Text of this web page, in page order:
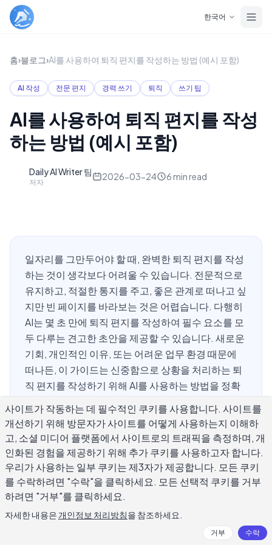
한국어
홈›블로그›AI를 사용하여 퇴직 편지를 작성하는 방법 (예시 포함)
AI 작성 전문 편지 경력 쓰기 퇴직 쓰기 팁
AI를 사용하여 퇴직 편지를 작성
하는 방법 (예시 포함)
Daily AI Writer 팀
저자
2026-03-24 6 min read
일자리를 그만두어야 할 때, 완벽한 퇴직 편지를 작성
하는 것이 생각보다 어려울 수 있습니다. 전문적으로
유지하고, 적절한 통지를 주고, 좋은 관계로 떠나고 싶
지만 빈 페이지를 바라보는 것은 어렵습니다. 다행히
AI는 몇 초 만에 퇴직 편지를 작성하여 필수 요소를 모
두 다루는 견고한 초안을 제공할 수 있습니다. 새로운
기회, 개인적인 이유, 또는 어려운 업무 환경 때문에
떠나든, 이 가이드는 신중함으로 상황을 처리하는 퇴
직 편지를 작성하기 위해 AI를 사용하는 방법을 정확
퇴직 편지에 포함되어야 할 내용은 무엇
인가요?
AI에게 퇴직 편지를 작성하도록 요청하기 전에, 모든 훌륭한
편지에 포함되어야 할 내용을 아는 것이 도움이 됩니다. 퇴직
편지는 길지 않아도 됩니다. 1페이지가 표준이며, 몇 가지 핵
사이트가 작동하는 데 필수적인 쿠키를 사용합니다. 사이트를
개선하기 위해 방문자가 사이트를 어떻게 사용하는지 이해하
고, 소셜 미디어 플랫폼에서 사이트로의 트래픽을 측정하며, 개
인화된 경험을 제공하기 위해 추가 쿠키를 사용하고자 합니다.
우리가 사용하는 일부 쿠키는 제3자가 제공합니다. 모든 쿠키
를 수락하려면 "수락"을 클릭하세요. 모든 선택적 쿠키를 거부
하려면 "거부"를 클릭하세요.
자세한 내용은 개인정보 처리방침을 참조하세요.
거부 수락